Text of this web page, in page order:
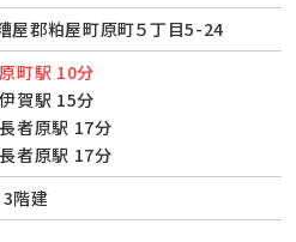
屋郡粕屋町原町５丁目5-24
町駅 10分
賀駅 15分
者原駅 17分
者原駅 17分
階建